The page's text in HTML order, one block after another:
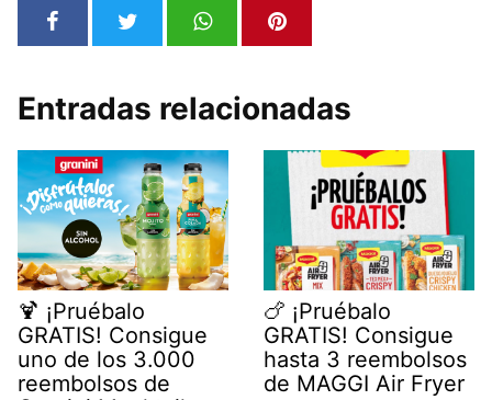
Entradas relacionadas
🍹 ¡Pruébalo
GRATIS! Consigue
uno de los 3.000
reembolsos de
🍗 ¡Pruébalo
GRATIS! Consigue
hasta 3 reembolsos
de MAGGI Air Fryer